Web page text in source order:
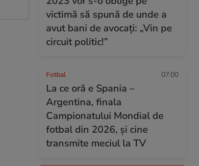
victimă să spună de unde a
avut bani de avocați: „Vin pe
circuit politic!”
Fotbal 07:00
La ce oră e Spania –
Argentina, finala
Campionatului Mondial de
fotbal din 2026, și cine
transmite meciul la TV